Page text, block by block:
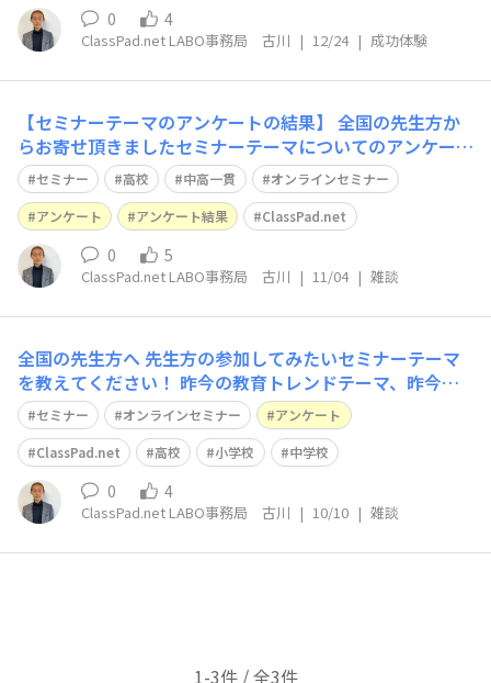
0 4
ClassPad.net LABO事務局 古川 | 12/24 | 成功体験
【セミナーテーマのアンケートの結果】 全国の先生方か
らお寄せ頂きましたセミナーテーマについてのアンケート
結果をレポートします！ ■生成AIを活用した授業実践 3
0.8％ ■探究的な学びの授業実践 15.4％ ■働き方改革
7.7％ ■デジタル教科書の活用 7.7％ ■AIを活用したCla
ssPa
セミナー 高校 中高一貫
オンラインセミナー
アンケート
アンケート結果 ClassPad.net
0 5
ClassPad.net LABO事務局 古川 | 11/04 | 雑談
全国の先生方へ 先生方の参加してみたいセミナーテーマ
を教えてください！ 昨今の教育トレンドテーマ、昨今の
学校課題のテーマ、特定教科のテーマなど自由にお答えく
ださい。 ⇩ ＜ご回答はこちら＞ https://fan.classpad.n
et/questionnaires/rq8t2i9tb6qlvg
セミナー オンラインセミナー
アンケート
ClassPad.net
高校 小学校 中学校
0 4
ClassPad.net LABO事務局 古川 | 10/10 | 雑談
1-3件 / 全3件